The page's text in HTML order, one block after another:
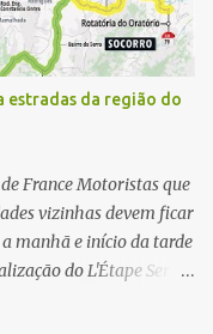
estradas da região do
France Motoristas que
vizinhas devem ficar
manhã e início da tarde
do L'Étape Serra